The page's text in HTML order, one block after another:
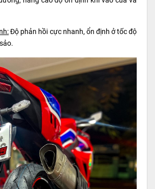
Độ phản hồi cực nhanh, ổn định ở tốc độ